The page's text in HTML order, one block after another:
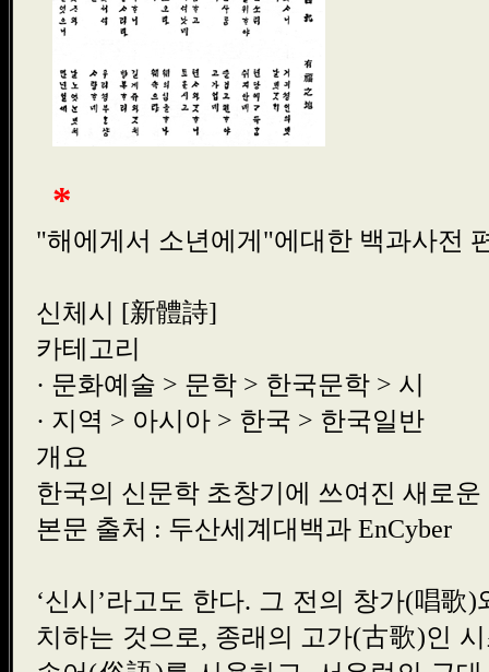
*
"해에게서 소년에게"에대한 백과사전
신체시 [新體詩]
카테고리
· 문화예술 > 문학 > 한국문학 > 시
· 지역 > 아시아 > 한국 > 한국일반
개요
한국의 신문학 초창기에 쓰여진 새로
본문 출처 : 두산세계대백과 EnCyber
‘신시’라고도 한다. 그 전의 창가(唱歌
치하는 것으로, 종래의 고가(古歌)인